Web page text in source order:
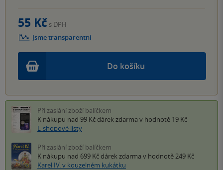
Do košíku
55 Kč s DPH
Jsme transparentní
Při zaslání zboží balíčkem
K nákupu nad 99 Kč dárek zdarma v hodnotě 19 Kč
E-shopové listy
Při zaslání zboží balíčkem
K nákupu nad 699 Kč dárek zdarma v hodnotě 249 Kč
Karel IV. v kouzelném kukátku